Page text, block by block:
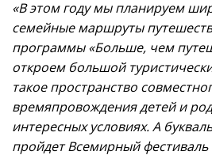
«В этом году мы планируем
семейные маршруты
программы «Больше, чем
откроем большой
такое пространство
времяпровождения детей и
интересных условиях. А
пройдет Всемирный